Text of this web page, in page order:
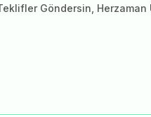
Göndersin, Herzaman